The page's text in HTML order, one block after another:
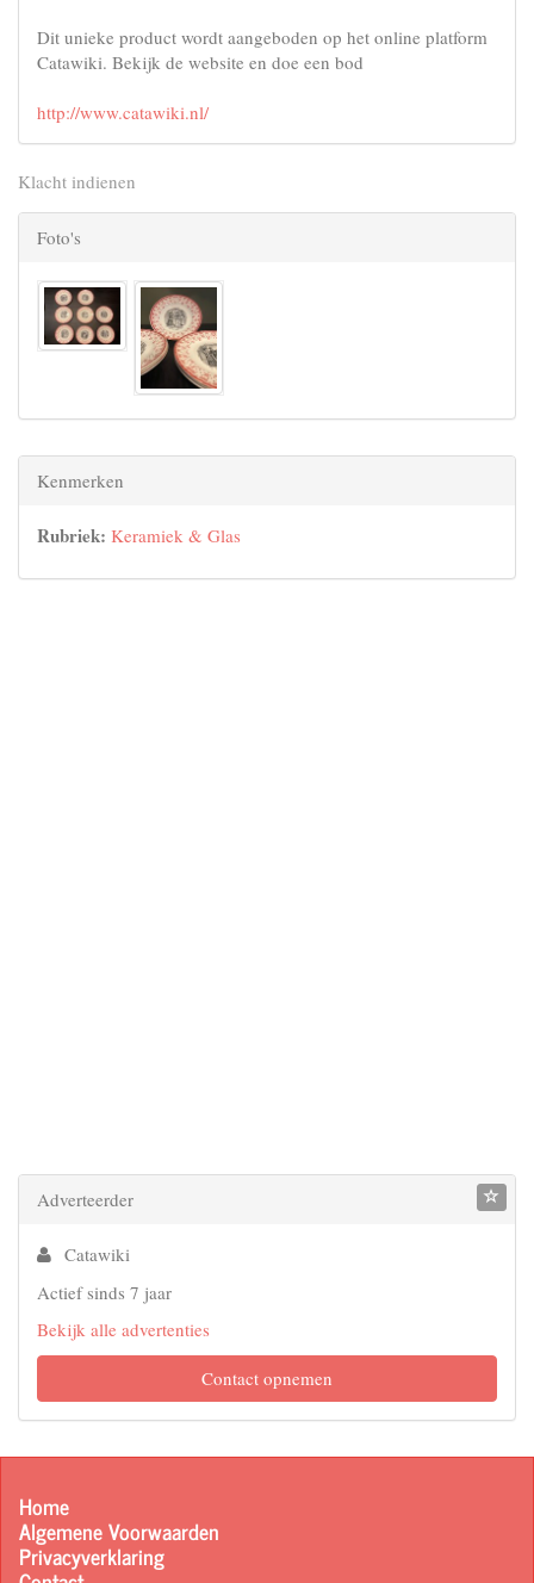
Dit unieke product wordt aangeboden op het online platform
Catawiki. Bekijk de website en doe een bod
http://www.catawiki.nl/
Klacht indienen
Foto's
Kenmerken
Rubriek: Keramiek & Glas
Adverteerder
Catawiki
Actief sinds 7 jaar
Bekijk alle advertenties
Contact opnemen
Home
Algemene Voorwaarden
Privacyverklaring